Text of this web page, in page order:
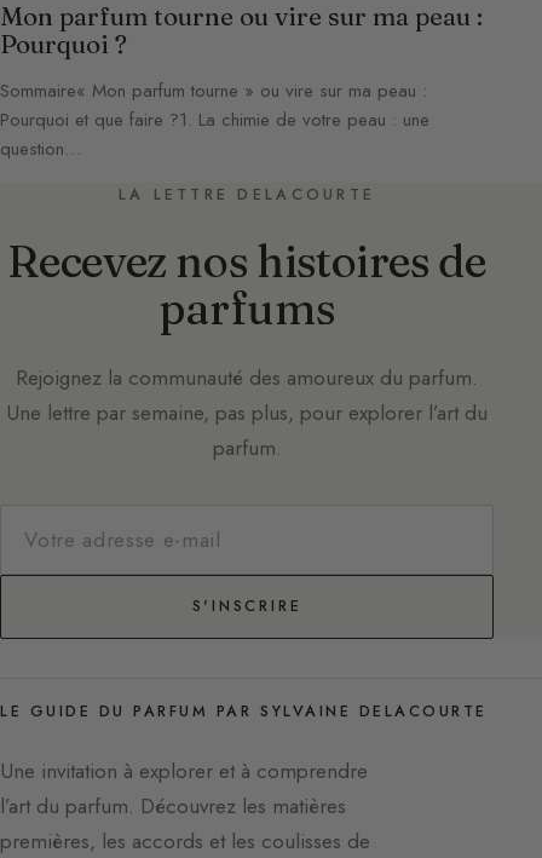
Mon parfum tourne ou vire sur ma peau :
Pourquoi ?
Sommaire« Mon parfum tourne » ou vire sur ma peau :
Pourquoi et que faire ?1. La chimie de votre peau : une
question…
LA LETTRE DELACOURTE
Recevez nos histoires de
parfums
Rejoignez la communauté des amoureux du parfum.
Une lettre par semaine, pas plus, pour explorer l’art du
parfum.
S'INSCRIRE
LE GUIDE DU PARFUM PAR SYLVAINE DELACOURTE
Une invitation à explorer et à comprendre
l’art du parfum. Découvrez les matières
premières, les accords et les coulisses de